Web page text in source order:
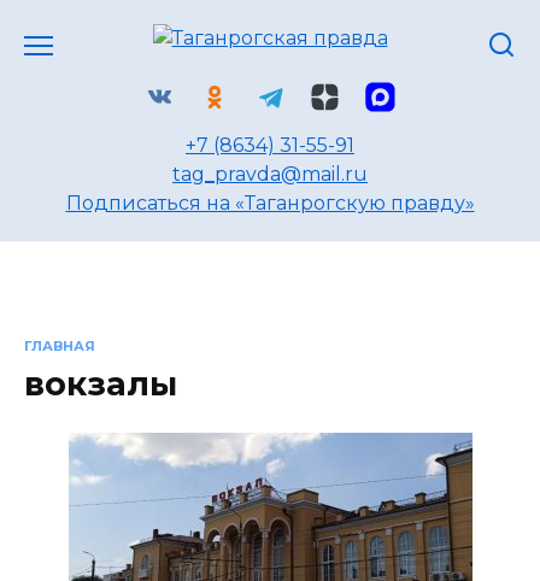
+7 (8634) 31-55-91
tag_pravda@mail.ru
Подписаться на «Таганрогскую правду»
ГЛАВНАЯ
вокзалы